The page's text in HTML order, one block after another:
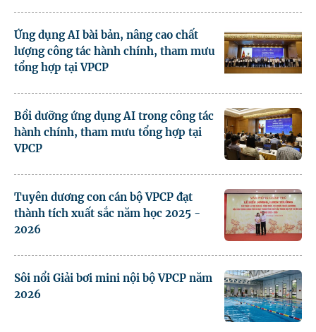
Ứng dụng AI bài bản, nâng cao chất
lượng công tác hành chính, tham mưu
tổng hợp tại VPCP
Bồi dưỡng ứng dụng AI trong công tác
hành chính, tham mưu tổng hợp tại
VPCP
Tuyên dương con cán bộ VPCP đạt
thành tích xuất sắc năm học 2025 -
2026
Sôi nổi Giải bơi mini nội bộ VPCP năm
2026